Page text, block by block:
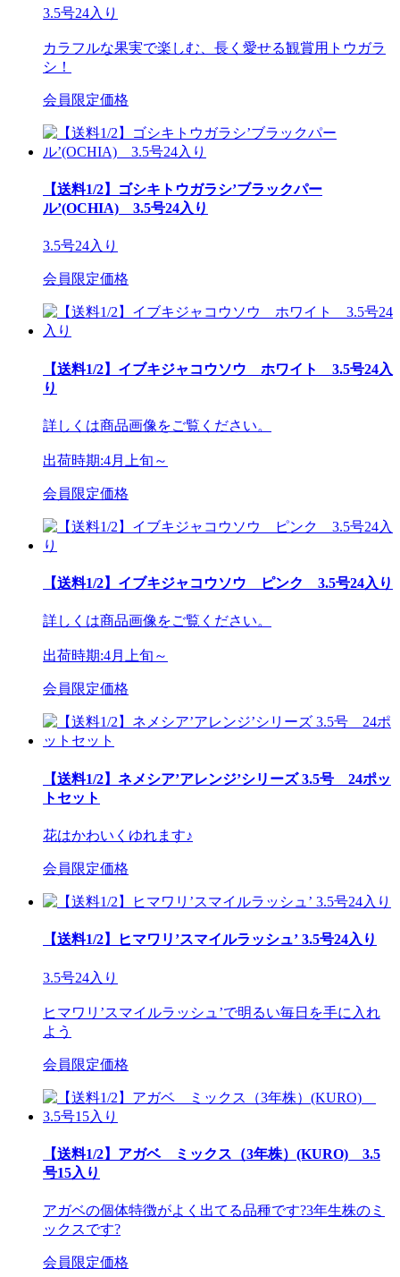
3.5号24入り
カラフルな果実で楽しむ、長く愛せる観賞用トウガラ
シ！
会員限定価格
【送料1/2】ゴシキトウガラシ’ブラックパー
ル’(OCHIA) 3.5号24入り
3.5号24入り
会員限定価格
【送料1/2】イブキジャコウソウ ホワイト 3.5号24入
り
詳しくは商品画像をご覧ください。
出荷時期:4月上旬～
会員限定価格
【送料1/2】イブキジャコウソウ ピンク 3.5号24入り
詳しくは商品画像をご覧ください。
出荷時期:4月上旬～
会員限定価格
【送料1/2】ネメシア’アレンジ’シリーズ 3.5号 24ポッ
トセット
花はかわいくゆれます♪
会員限定価格
【送料1/2】ヒマワリ’スマイルラッシュ’ 3.5号24入り
3.5号24入り
ヒマワリ’スマイルラッシュ’で明るい毎日を手に入れ
よう
会員限定価格
【送料1/2】アガベ ミックス（3年株）(KURO) 3.5
号15入り
アガベの個体特徴がよく出てる品種です?3年生株のミ
ックスです?
会員限定価格